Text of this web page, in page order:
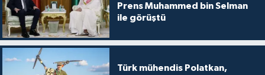
Prens Muhammed bin Selman
ile görüştü
Türk mühendis Polatkan,